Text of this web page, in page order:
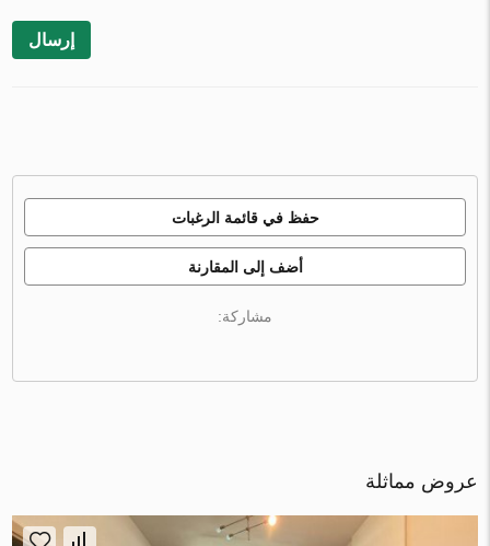
إرسال
حفظ في قائمة الرغبات
أضف إلى المقارنة
مشاركة:
عروض مماثلة